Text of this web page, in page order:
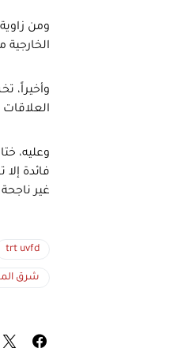
وأخيراً،
وعليه،
فائدة
غير
trt uvfd
شرق